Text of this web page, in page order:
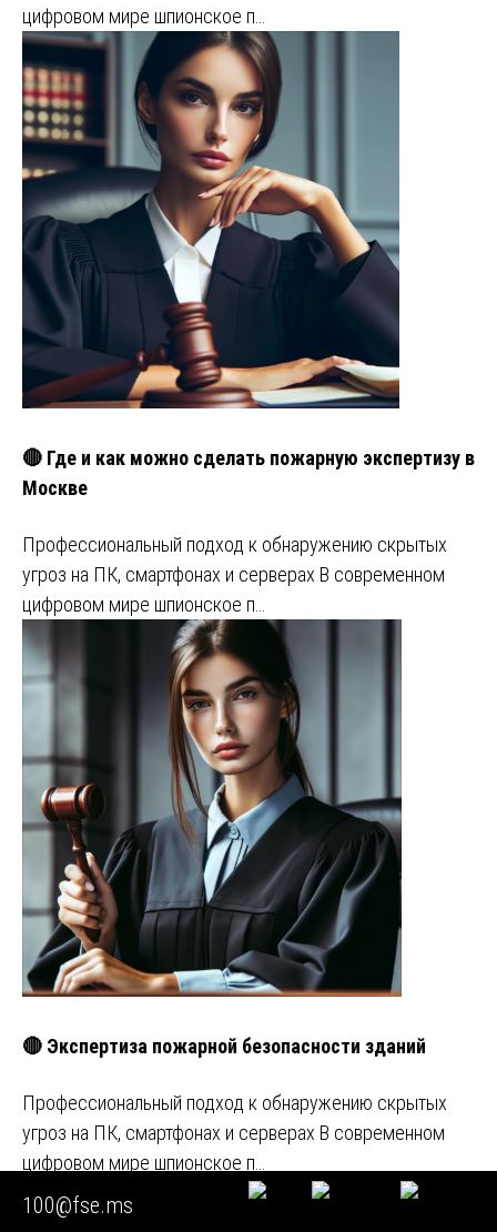
цифровом мире шпионское п…
🔴 Где и как можно сделать пожарную экспертизу в
Москве
Профессиональный подход к обнаружению скрытых
угроз на ПК, смартфонах и серверах В современном
цифровом мире шпионское п…
🔴 Экспертиза пожарной безопасности зданий
Профессиональный подход к обнаружению скрытых
угроз на ПК, смартфонах и серверах В современном
цифровом мире шпионское п…
Задавайте любые вопросы
100@fse.ms